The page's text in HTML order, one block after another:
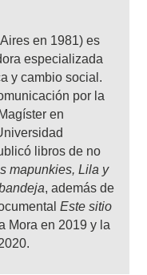
en 1981) es
especializada
y cambio social.
por la
en
libros de no
mapunkies, Lila y
, además de
Este sitio
Mora en 2019 y la